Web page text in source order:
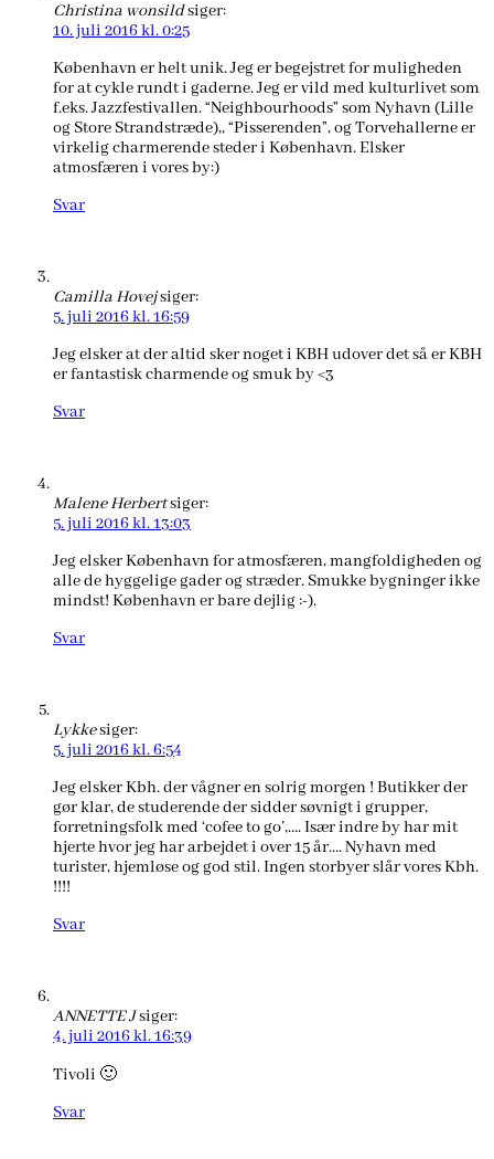
Christina wonsildsiger:
10. juli 2016 kl. 0:25
København er helt unik. Jeg er begejstret for muligheden
for at cykle rundt i gaderne. Jeg er vild med kulturlivet som
f.eks. Jazzfestivallen. “Neighbourhoods” som Nyhavn (Lille
og Store Strandstræde),, “Pisserenden”, og Torvehallerne er
virkelig charmerende steder i København. Elsker
atmosfæren i vores by:)
Svar
Camilla Hovejsiger:
5. juli 2016 kl. 16:59
Jeg elsker at der altid sker noget i KBH udover det så er KBH
er fantastisk charmende og smuk by <3
Svar
Malene Herbertsiger:
5. juli 2016 kl. 13:03
Jeg elsker København for atmosfæren, mangfoldigheden og
alle de hyggelige gader og stræder. Smukke bygninger ikke
mindst! København er bare dejlig :-).
Svar
Lykkesiger:
5. juli 2016 kl. 6:54
Jeg elsker Kbh. der vågner en solrig morgen ! Butikker der
gør klar, de studerende der sidder søvnigt i grupper,
forretningsfolk med ‘cofee to go’,…. Især indre by har mit
hjerte hvor jeg har arbejdet i over 15 år…. Nyhavn med
turister, hjemløse og god stil. Ingen storbyer slår vores Kbh.
!!!!
Svar
ANNETTE Jsiger:
4. juli 2016 kl. 16:39
Tivoli 🙂
Svar